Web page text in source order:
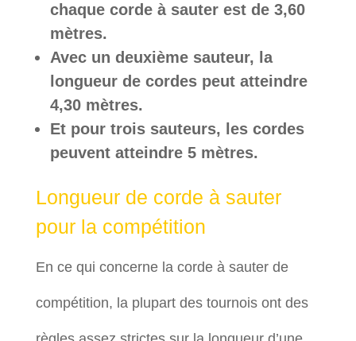
chaque corde à sauter est de 3,60
mètres.
Avec un deuxième sauteur, la
longueur de cordes peut atteindre
4,30 mètres.
Et pour trois sauteurs, les cordes
peuvent atteindre 5 mètres.
Longueur de corde à sauter
pour la compétition
En ce qui concerne la corde à sauter de
compétition, la plupart des tournois ont des